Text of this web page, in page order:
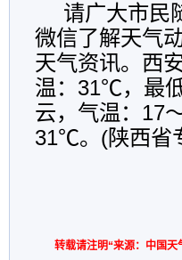
请广大市民
微信了解天气
天气资讯。西
温：31℃，最
云，气温：17
31℃。(陕西省
转载请注明“来源：中国天